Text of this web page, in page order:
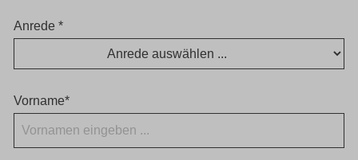
Anrede *
Vorname*